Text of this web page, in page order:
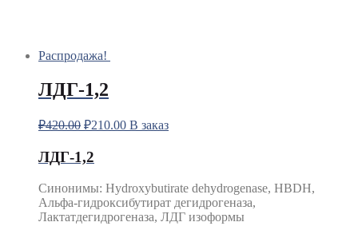
Распродажа!
ЛДГ-1,2
₽420.00 ₽210.00 В заказ
ЛДГ-1,2
Синонимы: Hydroxybutirate dehydrogenase, HBDH,
Альфа-гидроксибутират дегидрогеназа,
Лактатдегидрогеназа, ЛДГ изоформы